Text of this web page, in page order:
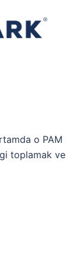
o PAM
toplamak ve